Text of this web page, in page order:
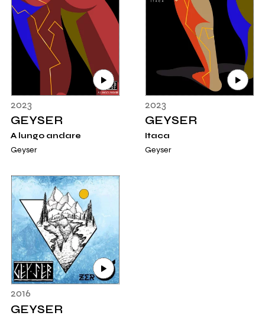
2023
GEYSER
A lungo andare
Geyser
2023
GEYSER
Itaca
Geyser
2016
GEYSER